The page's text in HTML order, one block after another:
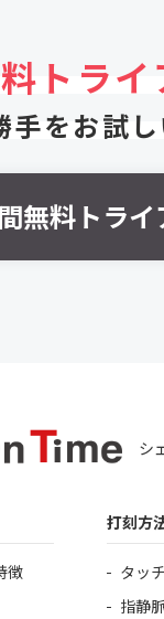
トライ
手をお試
無料トラ
シ
徴
打刻方
タッ
指静